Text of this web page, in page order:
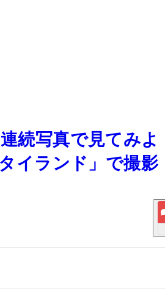
続写真で見てみよ
イランド」で撮影